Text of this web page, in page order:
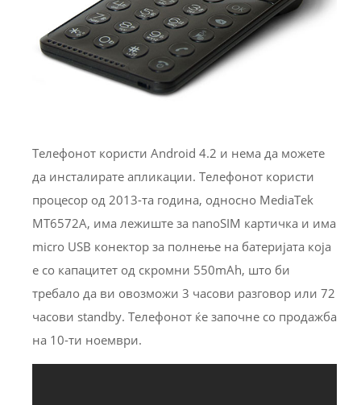
Телефонот користи Android 4.2 и нема да можете
да инсталирате апликации. Телефонот користи
процесор од 2013-та година, односно MediaTek
MT6572A, има лежиште за nanoSIM картичка и има
micro USB конектор за полнење на батеријата која
е со капацитет од скромни 550mAh, што би
требало да ви овозможи 3 часови разговор или 72
часови standby. Телефонот ќе започне со продажба
на 10-ти ноември.